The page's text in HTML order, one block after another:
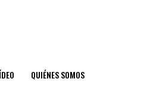
QUIÉNES SOMOS